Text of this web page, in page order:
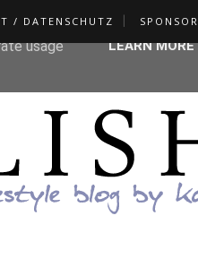
/ DATENSCHUTZ SPONSOR
agent
usage
LEARN MORE